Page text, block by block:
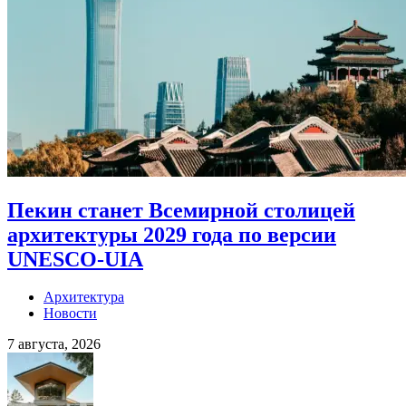
Пекин станет Всемирной столицей
архитектуры 2029 года по версии
UNESCO-UIA
Архитектура
Новости
7 августа, 2026